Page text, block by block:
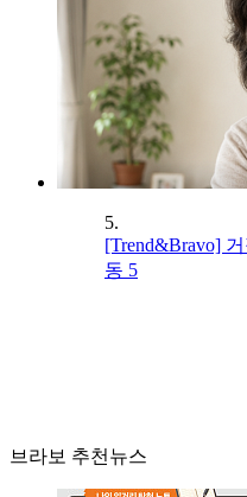
5.
[Trend&Bravo]
동 5
브라보 추천뉴스